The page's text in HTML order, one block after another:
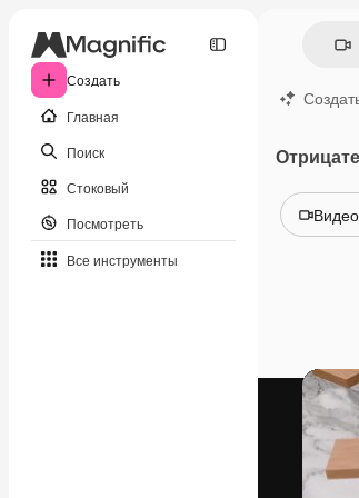
Создать
Главная
Поиск
Стоковый
Посмотреть
Все инструменты
Видео
Видео
Видеоролик
Моушн-
Иконки
3D-
Шрифты